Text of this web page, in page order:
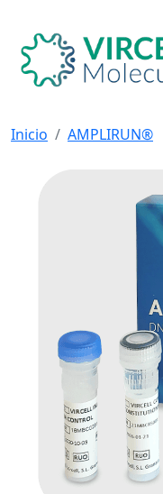
Inicio AMPLIRUN®